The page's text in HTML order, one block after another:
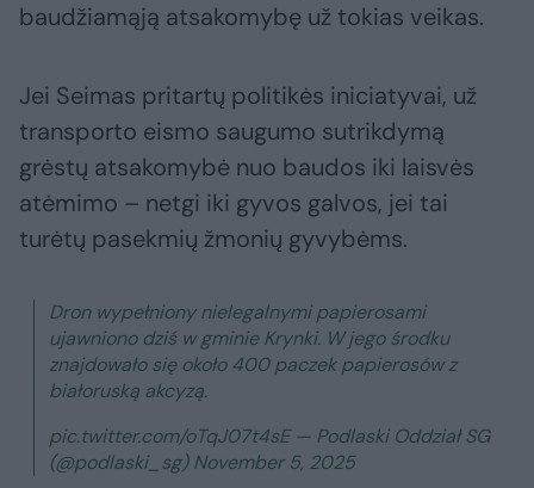
baudžiamąją atsakomybę už tokias veikas.
Jei Seimas pritartų politikės iniciatyvai, už
transporto eismo saugumo sutrikdymą
grėstų atsakomybė nuo baudos iki laisvės
atėmimo – netgi iki gyvos galvos, jei tai
turėtų pasekmių žmonių gyvybėms.
Dron wypełniony nielegalnymi papierosami
ujawniono dziś w gminie Krynki. W jego środku
znajdowało się około 400 paczek papierosów z
białoruską akcyzą.
pic.twitter.com/oTqJ07t4sE — Podlaski Oddział SG
(@podlaski_sg) November 5, 2025